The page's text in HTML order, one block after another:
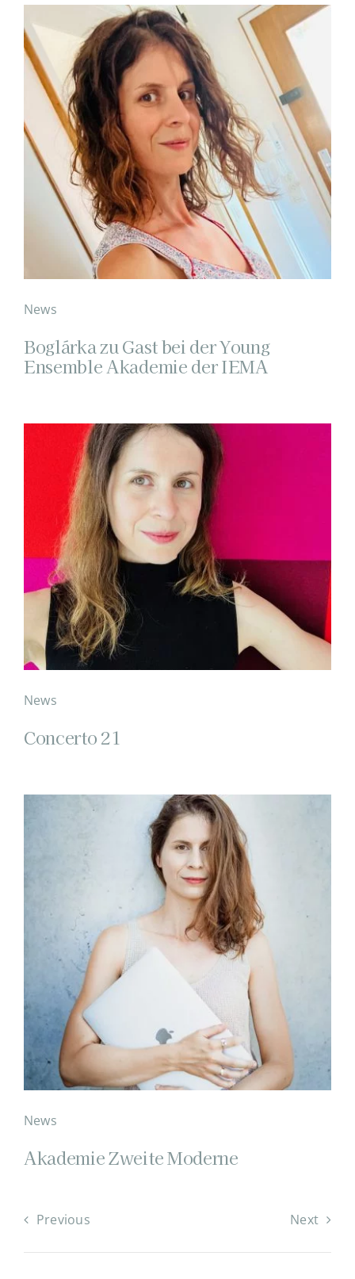
News
Boglárka zu Gast bei der Young
Ensemble Akademie der IEMA
News
Concerto 21
News
Akademie Zweite Moderne
Previous Next